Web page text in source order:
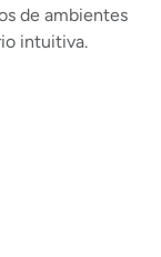
de ambientes
intuitiva.